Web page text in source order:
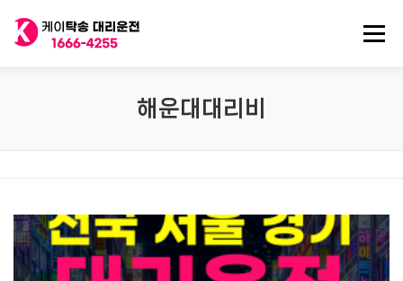
메뉴
법인대리운전 전국 탁송기사
해운대대리비